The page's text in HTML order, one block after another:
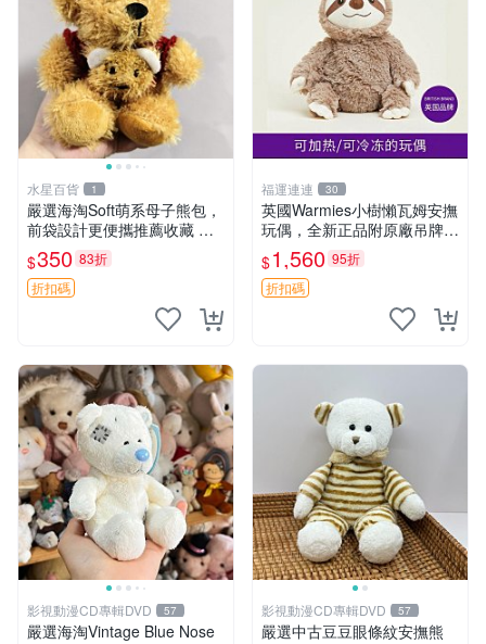
水星百貨 1
嚴選海淘Soft萌系母子熊包，
前袋設計更便攜推薦收藏 母
子熊 軟綿綿 包包
$350 83折
折扣碼
福運連連 30
英國Warmies小樹懶瓦姆安撫
玩偶，全新正品附原廠吊牌與
防塵袋，內藏薰衣草可加熱，
適合各個年齡層，冷暖兩用享
受抱抱樂趣，不容錯過嚴選好
$1,560 95折
折扣碼
影視動漫CD專輯DVD 57
嚴選海淘Vintage Blue Nose
影視動漫CD專輯DVD 57
嚴選中古豆豆眼條紋安撫熊